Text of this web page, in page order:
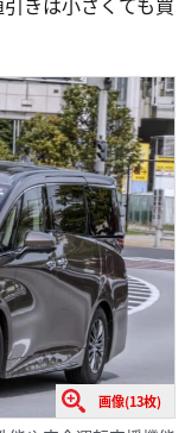
画像(13枚)